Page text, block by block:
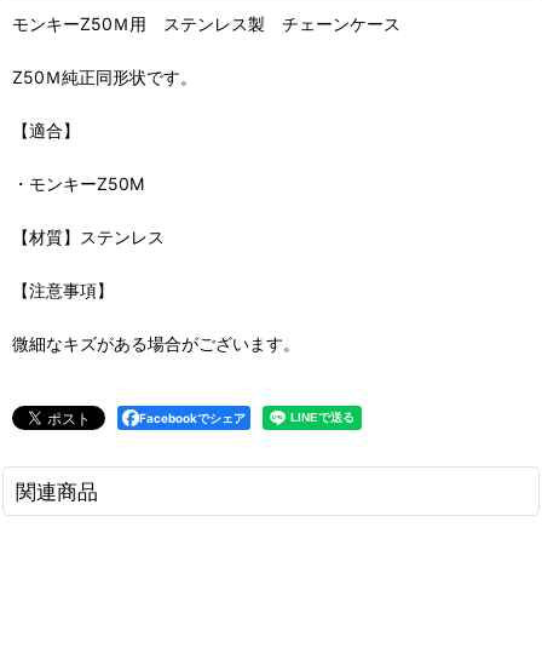
モンキーZ50Ｍ用 ステンレス製 チェーンケース
Z50Ｍ純正同形状です。
【適合】
・モンキーZ50M
【材質】ステンレス
【注意事項】
微細なキズがある場合がございます。
Facebookでシェア
関連商品